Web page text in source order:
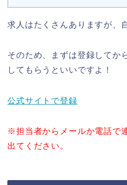
求人はたくさんありますが、
そのため、まずは登録してか
してもらうといいですよ！
公式サイトで登録
※担当者からメールか電話で
出てください。